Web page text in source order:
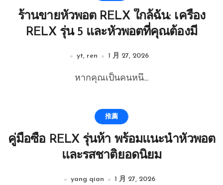
ร้านขายหัวพอต RELX ใกล้ฉัน: เครื่อง
RELX รุ่น 5 และหัวพอตที่คุณต้องมี
yt, ren 1 月 27, 2026
หากคุณเป็นคนหนึ...
推薦
คู่มือซื้อ RELX รุ่นห้า พร้อมแนะนำหัวพอต
และรสชาติยอดนิยม
yang qian 1 月 27, 2026